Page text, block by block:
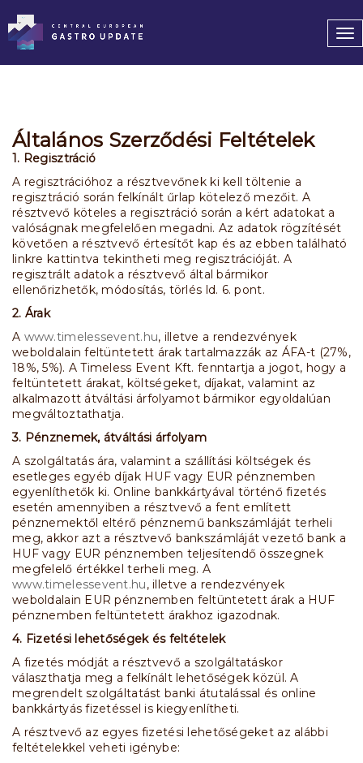
Általános Szerződési Feltételek
1. Regisztráció
A regisztrációhoz a résztvevőnek ki kell töltenie a
regisztráció során felkínált űrlap kötelező mezőit. A
résztvevő köteles a regisztráció során a kért adatokat a
valóságnak megfelelően megadni. Az adatok rögzítését
követően a résztvevő értesítőt kap és az ebben található
linkre kattintva tekintheti meg regisztrációját. A
regisztrált adatok a résztvevő által bármikor
ellenőrizhetők, módosítás, törlés ld. 6. pont.
2. Árak
A www.timelessevent.hu, illetve a rendezvények
weboldalain feltüntetett árak tartalmazzák az ÁFA-t (27%,
18%, 5%). A Timeless Event Kft. fenntartja a jogot, hogy a
feltüntetett árakat, költségeket, díjakat, valamint az
alkalmazott átváltási árfolyamot bármikor egyoldalúan
megváltoztathatja.
3. Pénznemek, átváltási árfolyam
A szolgáltatás ára, valamint a szállítási költségek és
esetleges egyéb díjak HUF vagy EUR pénznemben
egyenlíthetők ki. Online bankkártyával történő fizetés
esetén amennyiben a résztvevő a fent említett
pénznemektől eltérő pénznemű bankszámláját terheli
meg, akkor azt a résztvevő bankszámláját vezető bank a
HUF vagy EUR pénznemben teljesítendő összegnek
megfelelő értékkel terheli meg. A
www.timelessevent.hu, illetve a rendezvények
weboldalain EUR pénznemben feltüntetett árak a HUF
pénznemben feltüntetett árakhoz igazodnak.
4. Fizetési lehetőségek és feltételek
A fizetés módját a résztvevő a szolgáltatáskor
választhatja meg a felkínált lehetőségek közül. A
megrendelt szolgáltatást banki átutalással és online
bankkártyás fizetéssel is kiegyenlítheti.
A résztvevő az egyes fizetési lehetőségeket az alábbi
feltételekkel veheti igénybe: